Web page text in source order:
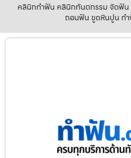
คลินิกทำฟัน คลินิกทันตกรรม จัดฟัน
ถอนฟัน ขูดหินปูน ท